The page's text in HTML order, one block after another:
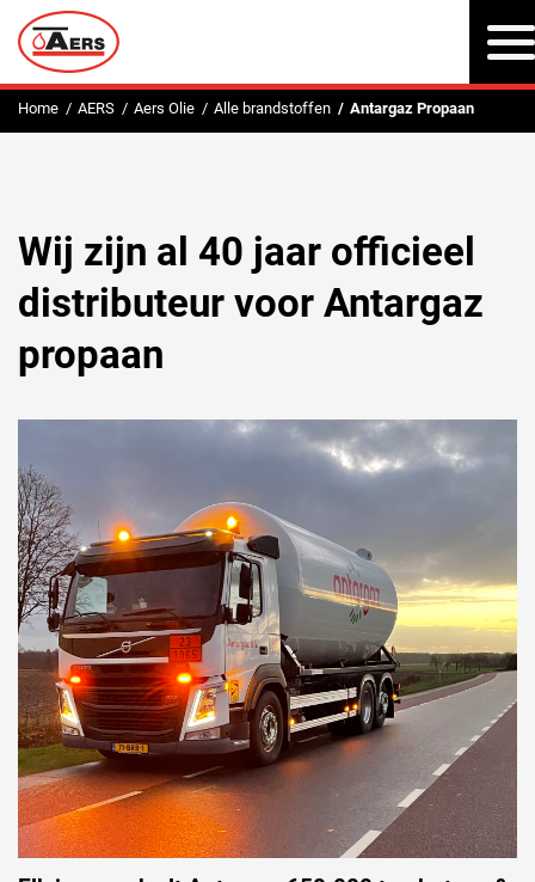
Home AERS Aers Olie Alle brandstoffen Antargaz Propaan
Wij zijn al 40 jaar officieel
distributeur voor Antargaz
propaan